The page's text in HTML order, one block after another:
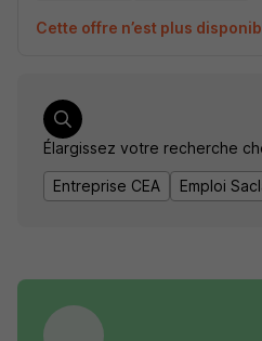
Cette offre n’est plus
Élargissez votre recherche
Entreprise CEA Emploi